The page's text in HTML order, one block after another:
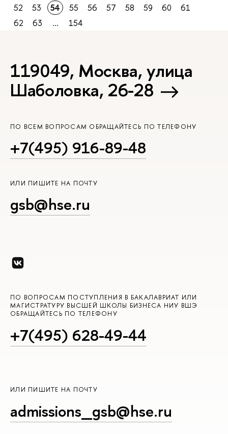
52
53 54 55 56 57 58 59 60
61
62
63 ... 154
119049, Москва, улица
Шаболовка, 26-28
ПО ВСЕМ ВОПРОСАМ ОБРАЩАЙТЕСЬ ПО ТЕЛЕФОНУ
+7(495) 916-89-48
ИЛИ ПИШИТЕ НА ПОЧТУ
gsb@hse.ru
ПО ВОПРОСАМ ПОСТУПЛЕНИЯ В БАКАЛАВРИАТ ИЛИ
МАГИСТРАТУРУ ВЫСШЕЙ ШКОЛЫ БИЗНЕСА НИУ ВШЭ
ОБРАЩАЙТЕСЬ ПО ТЕЛЕФОНУ
+7(495) 628-49-44
ИЛИ ПИШИТЕ НА ПОЧТУ
admissions_gsb@hse.ru